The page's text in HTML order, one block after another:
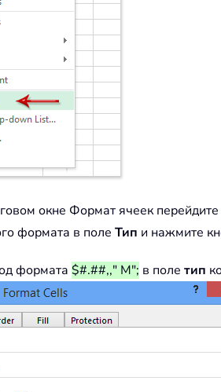
окне Формат ячеек перейдите
формата в поле Тип и нажмите
формата $#.##,," M"; в поле тип